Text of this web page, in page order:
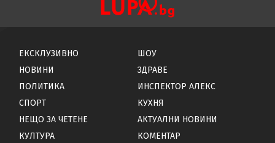
ЕКСКЛУЗИВНО
НОВИНИ
ПОЛИТИКА
СПОРТ
НЕЩО ЗА ЧЕТЕНЕ
КУЛТУРА
ШОУ
ЗДРАВЕ
ИНСПЕКТОР АЛЕКС
КУХНЯ
АКТУАЛНИ НОВИНИ
КОМЕНТАР